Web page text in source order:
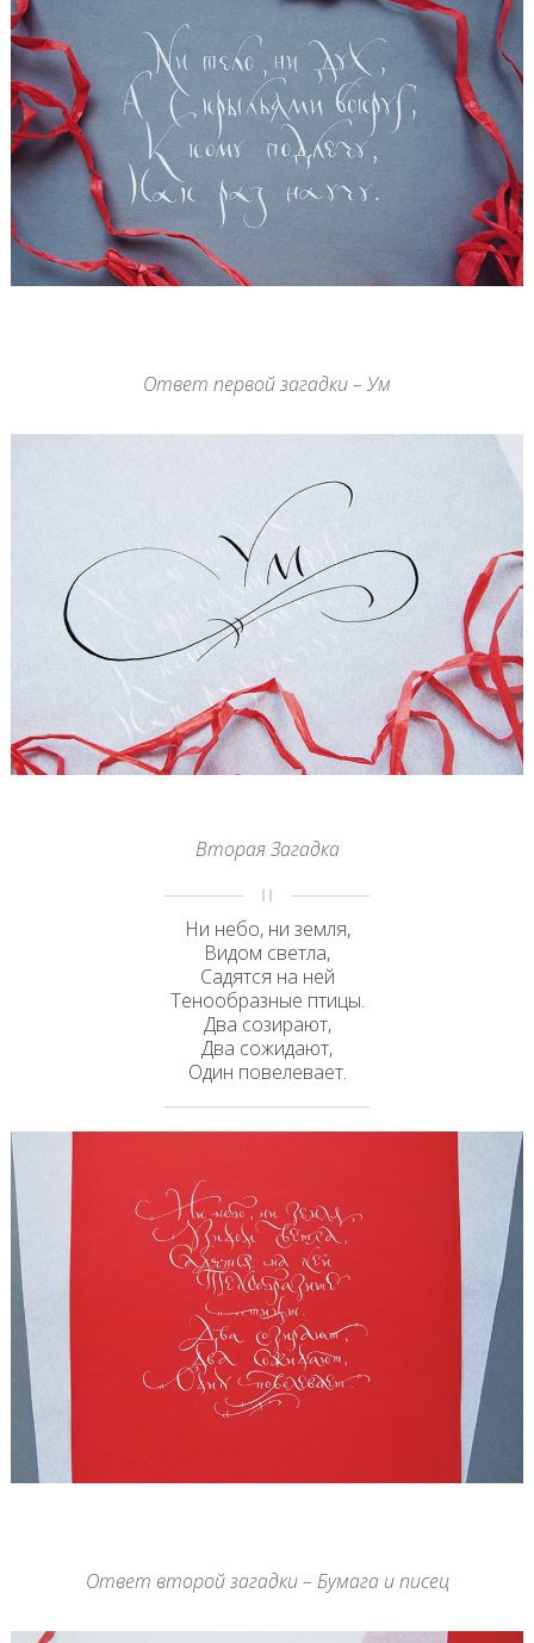
Ответ первой загадки – Ум
Вторая Загадка
Ни небо, ни земля,
Видом светла,
Садятся на ней
Тенообразные птицы.
Два созирают,
Два сожидают,
Один повелевает.
Ответ второй загадки – Бумага и писец